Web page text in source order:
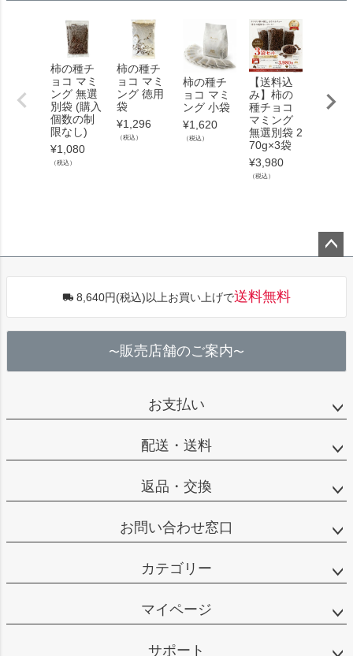
柿の種チ
ョコ マミ
ング 無選
別袋 (購入
個数の制
限なし)
¥1,080
（税込）
柿の種チ
ョコ マミ
ング 徳用
袋
¥1,296
（税込）
柿の種チ
ョコ マミ
ング 小袋
¥1,620
（税込）
【送料込
み】柿の
種チョコ
マミング
無選別袋 2
70g×3袋
¥3,980
（税込）
種チョ
マミン
へ
8,640円(税込)以上お買い上げで送料無料
〜販売店舗のご案内〜
お支払い
配送・送料
返品・交換
お問い合わせ窓口
カテゴリー
マイページ
サポート